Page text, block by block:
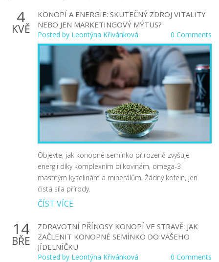
4
KVĚ
KONOPÍ A ENERGIE: SKUTEČNÝ ZDROJ VITALITY
NEBO JEN MARKETINGOVÝ MÝTUS?
Posted by Leontýna Křivánková 0 Comments
Objevte, jak konopné semínko přirozeně zvyšuje
energii díky komplexním bílkovinám, omega-3
mastným kyselinám a minerálům. Žádný kofein, jen
čistá síla přírody.
ČÍST VÍCE
14
BŘE
ZDRAVOTNÍ PŘÍNOSY KONOPÍ VE STRAVĚ: JAK
ZAČLENIT KONOPNÉ SEMÍNKO DO VAŠEHO
JÍDELNÍČKU
Posted by Leontýna Křivánková 0 Comments